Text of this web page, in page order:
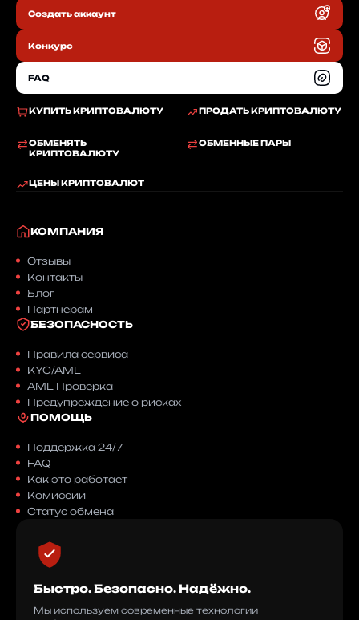
КУПИТЬ КРИПТОВАЛЮТУ ПРОДАТЬ КРИПТОВАЛЮТУ
ОБМЕНЯТЬ
КРИПТОВАЛЮТУ
ОБМЕННЫЕ ПАРЫ
ЦЕНЫ КРИПТОВАЛЮТ
Создать аккаунт
Конкурс
FAQ
КОМПАНИЯ
Отзывы
Контакты
Блог
Партнерам
БЕЗОПАСНОСТЬ
Правила сервиса
KYC/AML
AML Проверка
Предупреждение о рисках
ПОМОЩЬ
Поддержка 24/7
FAQ
Как это работает
Комиссии
Статус обмена
Быстро. Безопасно. Надёжно.
Мы используем современные технологии